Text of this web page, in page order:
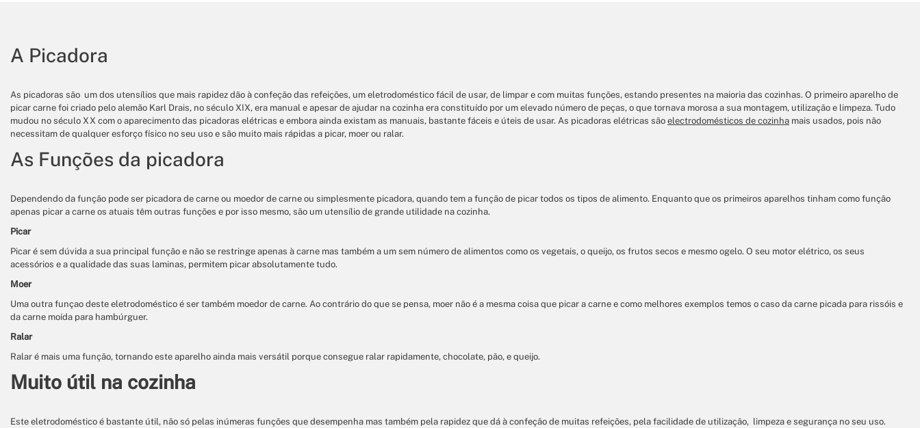
A Picadora
As picadoras são um dos utensílios que mais rapidez dão à confeção das refeições, um eletrodoméstico fácil de usar, de limpar e com muitas funções, estando presentes na maioria das cozinhas. O primeiro aparelho de
picar carne foi criado pelo alemão Karl Drais, no século XIX, era manual e apesar de ajudar na cozinha era constituído por um elevado número de peças, o que tornava morosa a sua montagem, utilização e limpeza. Tudo
mudou no século XX com o aparecimento das picadoras elétricas e embora ainda existam as manuais, bastante fáceis e úteis de usar. As picadoras elétricas são electrodomésticos de cozinha mais usados, pois não
necessitam de qualquer esforço físico no seu uso e são muito mais rápidas a picar, moer ou ralar.
As Funções da picadora
Dependendo da função pode ser picadora de carne ou moedor de carne ou simplesmente picadora, quando tem a função de picar todos os tipos de alimento. Enquanto que os primeiros aparelhos tinham como função
apenas picar a carne os atuais têm outras funções e por isso mesmo, são um utensílio de grande utilidade na cozinha.
Picar
Picar é sem dúvida a sua principal função e não se restringe apenas à carne mas também a um sem número de alimentos como os vegetais, o queijo, os frutos secos e mesmo ogelo. O seu motor elétrico, os seus
acessórios e a qualidade das suas laminas, permitem picar absolutamente tudo.
Moer
Uma outra funçao deste eletrodoméstico é ser também moedor de carne. Ao contrário do que se pensa, moer não é a mesma coisa que picar a carne e como melhores exemplos temos o caso da carne picada para rissóis e
da carne moída para hambúrguer.
Ralar
Ralar é mais uma função, tornando este aparelho ainda mais versátil porque consegue ralar rapidamente, chocolate, pão, e queijo.
Muito útil na cozinha
Este eletrodoméstico é bastante útil, não só pelas inúmeras funções que desempenha mas também pela rapidez que dá à confeção de muitas refeições, pela facilidade de utilização, limpeza e segurança no seu uso.